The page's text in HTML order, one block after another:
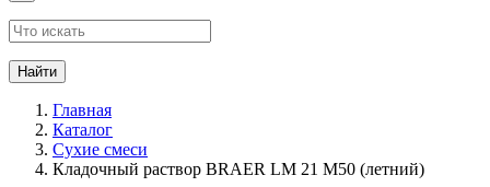
Найти
Главная
Каталог
Сухие смеси
Кладочный раствор BRAER LM 21 М50 (летний)